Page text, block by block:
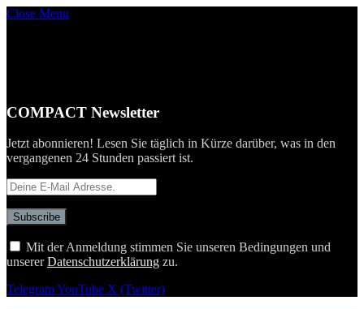
Close Menu
COMPACT Newsletter
Jetzt abonnieren! Lesen Sie täglich in Kürze darüber, was in den
vergangenen 24 Stunden passiert ist.
Mit der Anmeldung stimmen Sie unseren Bedingungen und
unsererDatenschutzerklärung zu.
TelegramYouTube X (Twitter)